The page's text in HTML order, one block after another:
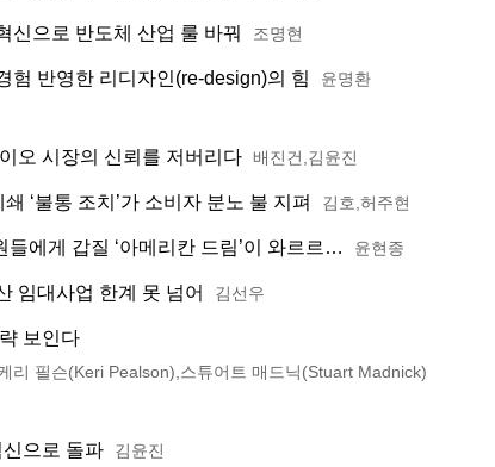
신으로 반도체 산업 룰 바꿔 조명현
험 반영한 리디자인(re-design)의 힘 윤명환
오 시장의 신뢰를 저버리다 배진건,김윤진
‘불통 조치’가 소비자 분노 불 지펴 김호,허주현
에게 갑질 ‘아메리칸 드림’이 와르르… 윤현종
임대사업 한계 못 넘어 김선우
보인다
리 필슨(Keri Pealson),스튜어트 매드닉(Stuart Madnick)
으로 돌파 김윤진